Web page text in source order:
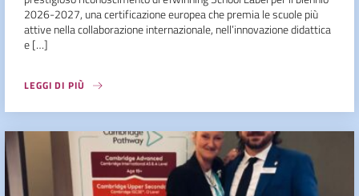
2026-2027, una certificazione europea che premia le scuole più
attive nella collaborazione internazionale, nell’innovazione didattica
e […]
LEGGI DI PIÙ